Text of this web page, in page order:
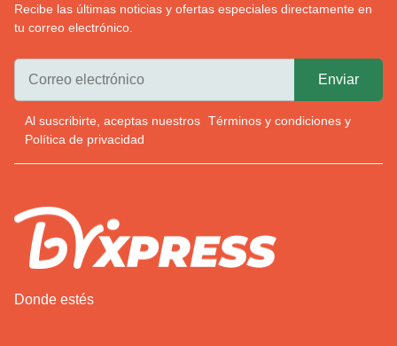
Recibe las últimas noticias y ofertas especiales directamente en
tu correo electrónico.
Al suscribirte, aceptas nuestros Términos y condiciones y
Política de privacidad
Donde estés